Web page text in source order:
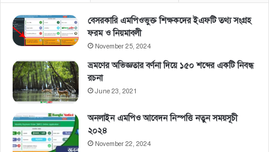
বেসরকারি এমপিওভুক্ত শিক্ষকদের ইএফটি তথ্য সংগ্রহ
ফরম ও নিয়মাবলী
November 25, 2024
ভ্রমণের অভিজ্ঞতার বর্ণনা দিয়ে ১৫০ শব্দের একটি নিবন্ধ
রচনা
June 23, 2021
অনলাইন এমপিও আবেদন নিস্পত্তি নতুন সময়সূচী
২০২৪
November 22, 2024